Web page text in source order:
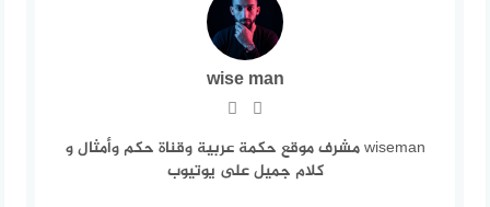
wise man
wiseman مشرف موقع حكمة عربية وقناة حكم وأمثال و
كلام جميل على يوتيوب